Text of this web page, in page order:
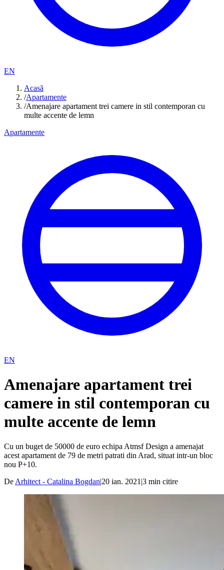
EN
Acasă
/Apartamente
/Amenajare apartament trei camere in stil contemporan cu
multe accente de lemn
Apartamente
EN
Amenajare apartament trei
camere in stil contemporan cu
multe accente de lemn
Cu un buget de 50000 de euro echipa Atmsf Design a amenajat
acest apartament de 79 de metri patrati din Arad, situat intr-un bloc
nou P+10.
De Arhitect - Catalina Bogdan|20 ian. 2021 |3 min citire